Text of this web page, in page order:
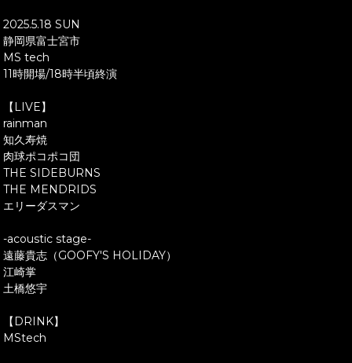
2025.5.18 SUN
静岡県富士宮市
MS tech
11時開場/18時半頃終演
【LIVE】
rainman
知久寿焼
肉球ポコポコ団
THE SIDEBURNS
THE MENDRIDS
エリーダスマン
-acoustic stage-
遠藤貴志（GOOFY'S HOLIDAY）
江崎掌
土橋悠宇
【DRINK】
MStech